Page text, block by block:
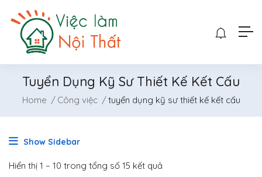
Tuyển Dụng Kỹ Sư Thiết Kế Kết Cấu
Home Công việc tuyển dụng kỹ sư thiết kế kết cấu
Show Sidebar
Hiển thị 1 – 10 trong tổng số 15 kết quả